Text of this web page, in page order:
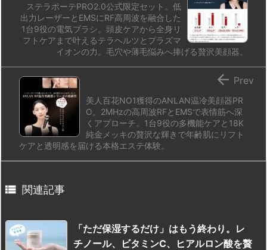
ステラボーテPRO2.0公式限定セット。低
出力レーザーとEMSにRF高周波を融合した
1台9役の電気ブラシ。頭皮ケアから全身リ
フトケアまで叶えるテラヘルツとプラズマ
イオンの力。毛穴や薄毛悩みへ捧げる贅沢美顔器。
美人百花NO1獲得のANLAN温冷美顔器PR
O。2MHzの高周波RFとEMSで表情筋へ深
くアプローチ。1台9役の多機能ケアと18K
純金メッキの贅沢な輝きで年齢肌にリフト
ケアと透明感を届ける本格エステ体験。
 Prev
 関連記事
「ただ保湿するだけ」はもう終わり。レ
チノール、ビタミンC、ヒアルロン酸を贅